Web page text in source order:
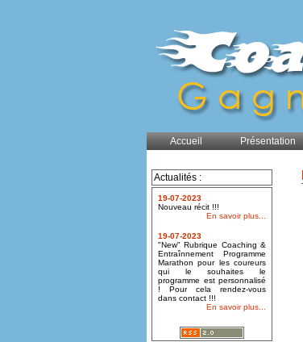
Accueil Présentation
Actualités :
19-07-2023
Nouveau récit !!!
En savoir plus...
19-07-2023
"New" Rubrique Coaching &
Entraînnement Programme
Marathon pour les coureurs
qui le souhaites le
programme est personnalisé
! Pour cela rendez-vous
dans contact !!!
En savoir plus...